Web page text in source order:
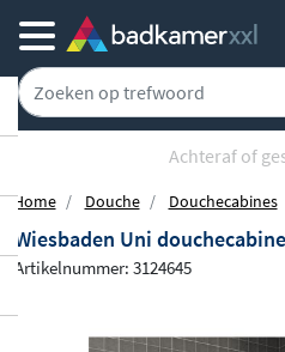
Achteraf of
Home Douche Douchecabines
Wiesbaden Uni
Artikelnummer: 3124645